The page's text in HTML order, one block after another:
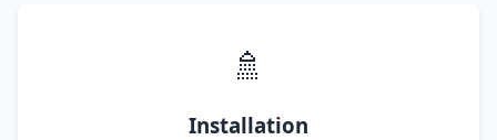
🚿
Installation